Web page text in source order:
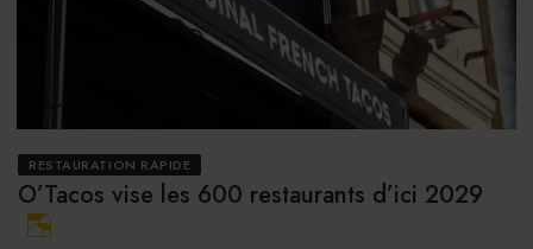
RESTAURATION RAPIDE
O’Tacos vise les 600 restaurants d’ici 2029